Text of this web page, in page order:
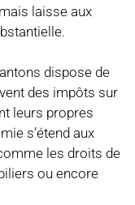
laisse aux
dispose de
des impôts sur
leurs propres
s’étend aux
les droits de
ou encore